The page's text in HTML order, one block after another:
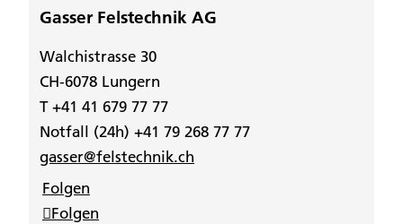
Gasser Felstechnik AG
Walchistrasse 30
CH-6078 Lungern
T +41 41 679 77 77
Notfall (24h) +41 79 268 77 77
gasser@felstechnik.ch
Folgen
Folgen